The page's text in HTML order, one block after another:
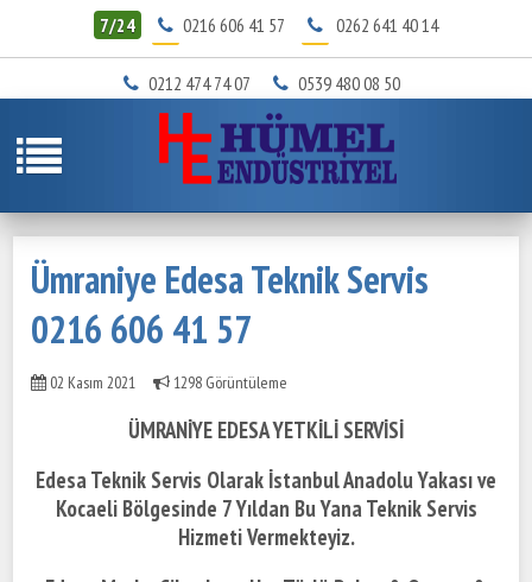
7/24 0216 606 41 57 0262 641 40 14
0212 474 74 07 0539 480 08 50
Ümraniye Edesa Teknik Servis
0216 606 41 57
02 Kasım 2021 1298 Görüntüleme
ÜMRANİYE EDESA YETKİLİ SERVİSİ
Edesa Teknik Servis Olarak İstanbul Anadolu Yakası ve
Kocaeli Bölgesinde 7 Yıldan Bu Yana Teknik Servis
Hizmeti Vermekteyiz.